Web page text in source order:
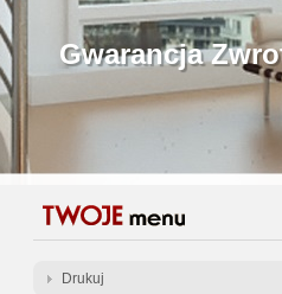
Gwarancja
Gratis -
Drukuj